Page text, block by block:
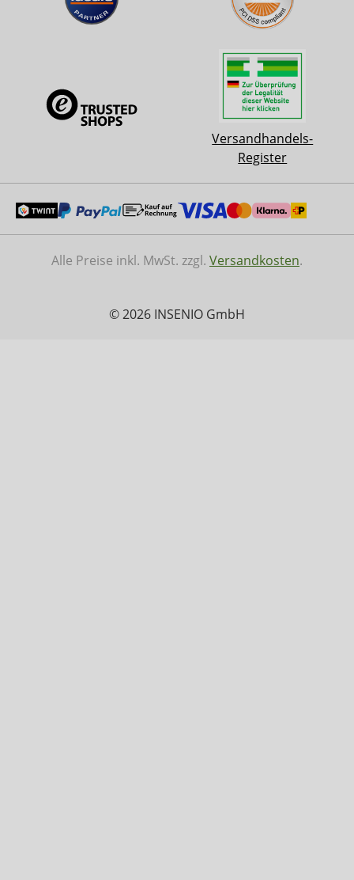
Versandhandels-
Register
Alle Preise inkl. MwSt. zzgl. Versandkosten.
© 2026 INSENIO GmbH